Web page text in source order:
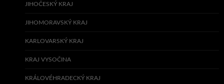
JIHOČESKÝ KRAJ
JIHOMORAVSKÝ KRAJ
KARLOVARSKÝ KRAJ
KRAJ VYSOČINA
KRÁLOVÉHRADECKÝ KRAJ